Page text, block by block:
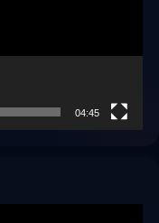
04:45